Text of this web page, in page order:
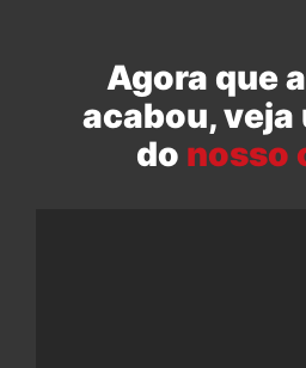
Agora que
acabou, veja
do nosso